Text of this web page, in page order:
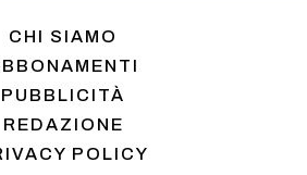
CHI SIAMO
PUBBLICITÀ
REDAZIONE
POLICY